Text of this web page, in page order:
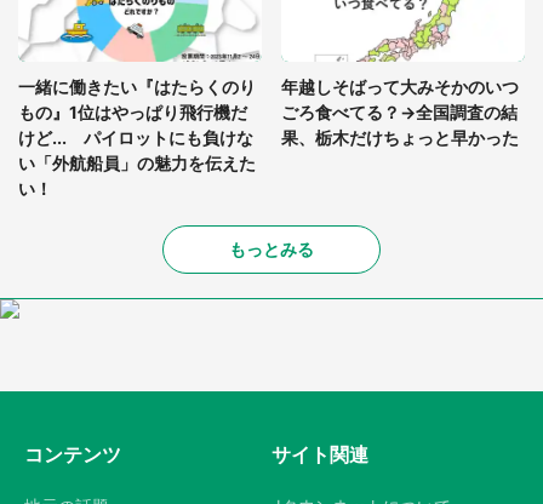
一緒に働きたい『はたらくのり
もの』1位はやっぱり飛行機だ
けど... パイロットにも負けな
い「外航船員」の魅力を伝えた
い！
年越しそばって大みそかのいつ
ごろ食べてる？→全国調査の結
果、栃木だけちょっと早かった
もっとみる
コンテンツ サイト関連